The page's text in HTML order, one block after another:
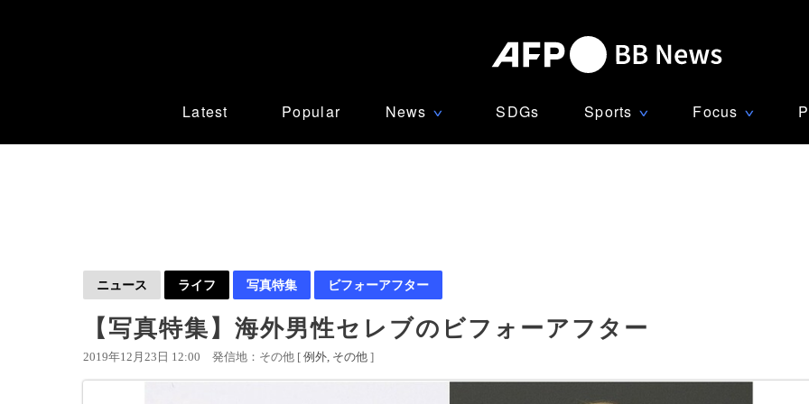
Latest Popular News ∨ SDGs Sports ∨ Focus ∨
ニュース ライフ 写真特集 ビフォーアフター
【写真特集】海外男性セレブのビフォーアフター
2019年12月23日 12:00 発信地：その他 [ 例外 その他 ]